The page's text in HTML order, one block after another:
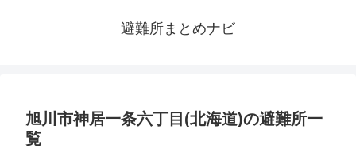
避難所まとめナビ
旭川市神居一条六丁目(北海道)の避難所一
覧